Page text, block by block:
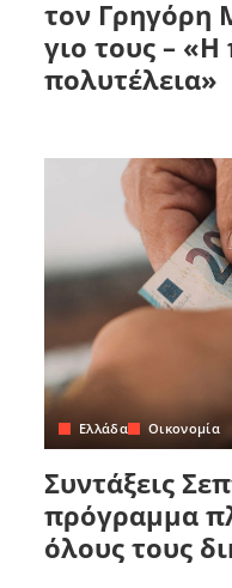
τον Γρηγόρη
γιο τους –
πολυτέλεια»
Ελλάδα Οικονομία
Συντάξεις
πρόγραμμα
όλους τους